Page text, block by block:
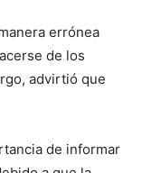
errónea
de los
advirtió que
de informar